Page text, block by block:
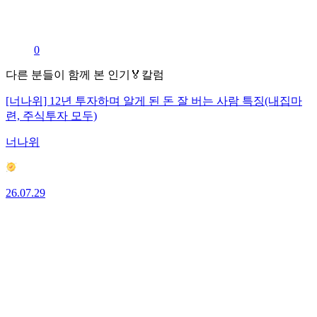
0
다른 분들이 함께 본 인기🏅칼럼
[너나위] 12년 투자하며 알게 된 돈 잘 버는 사람 특징(내집마
련, 주식투자 모두)
너나위
26.07.29